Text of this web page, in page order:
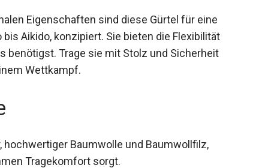
Eigenschaften sind diese Gürtel für eine
Aikido, konzipiert. Sie bieten die
Praxis benötigst. Trage sie mit Stolz und
oder deinem Wettkampf.
Baumwolle und Baumwollfilz,
Tragekomfort sorgt.